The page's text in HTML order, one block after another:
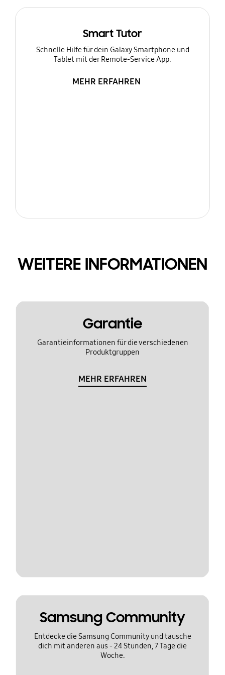
Smart Tutor
Schnelle Hilfe für dein Galaxy Smartphone und
Tablet mit der Remote-Service App.
MEHR ERFAHREN
WEITERE INFORMATIONEN
Garantie
Garantieinformationen für die verschiedenen
Produktgruppen
MEHR ERFAHREN
Samsung Community
Entdecke die Samsung Community und tausche
dich mit anderen aus - 24 Stunden, 7 Tage die
Woche.